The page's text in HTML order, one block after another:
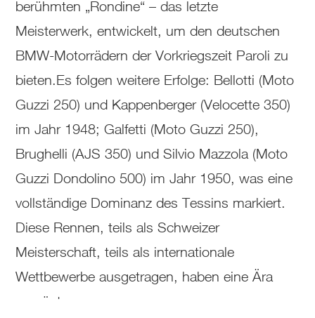
berühmten „Rondine“ – das letzte
Meisterwerk, entwickelt, um den deutschen
BMW-Motorrädern der Vorkriegszeit Paroli zu
bieten.Es folgen weitere Erfolge: Bellotti (Moto
Guzzi 250) und Kappenberger (Velocette 350)
im Jahr 1948; Galfetti (Moto Guzzi 250),
Brughelli (AJS 350) und Silvio Mazzola (Moto
Guzzi Dondolino 500) im Jahr 1950, was eine
vollständige Dominanz des Tessins markiert.
Diese Rennen, teils als Schweizer
Meisterschaft, teils als internationale
Wettbewerbe ausgetragen, haben eine Ära
geprägt.